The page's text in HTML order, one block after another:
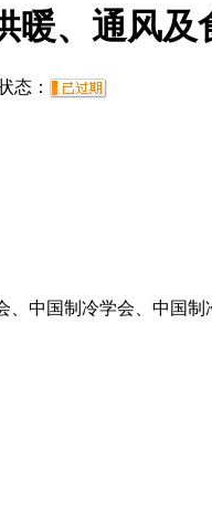
暖、通风
态：
、中国制冷学会、中国制